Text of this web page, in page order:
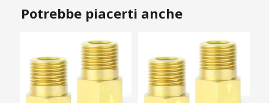
Potrebbe piacerti anche